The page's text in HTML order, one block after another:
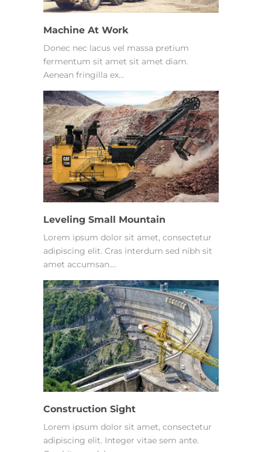
Machine At Work
Donec nec lacus vel massa pretium
fermentum sit amet sit amet diam.
Aenean fringilla ex…
Leveling Small Mountain
Lorem ipsum dolor sit amet, consectetur
adipiscing elit. Cras interdum sed nibh sit
amet accumsan.…
Construction Sight
Lorem ipsum dolor sit amet, consectetur
adipiscing elit. Integer vitae sem ante.